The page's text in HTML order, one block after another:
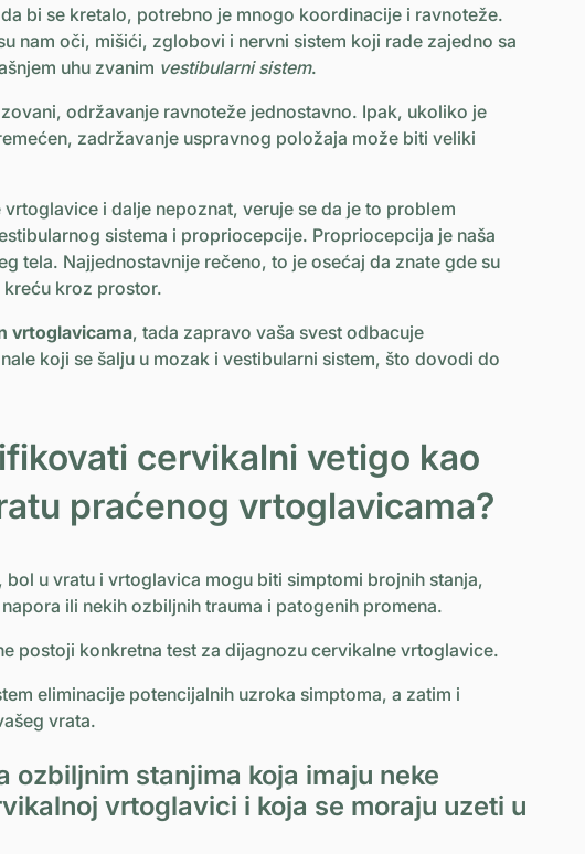
bi se kretalo, potrebno je mnogo koordinacije i ravnoteže.
nam oči, mišići, zglobovi i nervni sistem koji rade zajedno sa
uhu zvanim vestibularni sistem.
održavanje ravnoteže jednostavno. Ipak, ukoliko je
zadržavanje uspravnog položaja može biti veliki
i dalje nepoznat, veruje se da je to problem
sistema i propriocepcije. Propriocepcija je naša
tela. Najjednostavnije rečeno, to je osećaj da znate gde su
kroz prostor.
vrtoglavicama, tada zapravo vaša svest odbacuje
koji se šalju u mozak i vestibularni sistem, što dovodi do
cervikalni vetigo kao
praćenog vrtoglavicama?
bol u vratu i vrtoglavica mogu biti simptomi brojnih stanja,
ili nekih ozbiljnih trauma i patogenih promena.
postoji konkretna test za dijagnozu cervikalne vrtoglavice.
eliminacije potencijalnih uzroka simptoma, a zatim i
vrata.
ozbiljnim stanjima koja imaju neke
vrtoglavici i koja se moraju uzeti u